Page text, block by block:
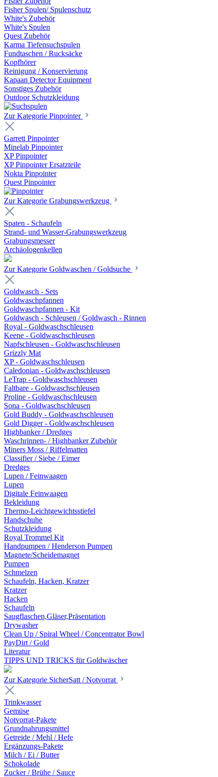
Fisher Spulen/ Spulenschutz
White's Zubehör
White's Spulen
Quest Zubehör
Karma Tiefensuchspulen
Fundtaschen / Rucksäcke
Kopfhörer
Reinigung / Konservierung
Kapaan Detector Equipment
Sonstiges Zubehör
Outdoor Schutzkleidung
Zur Kategorie Pinpointer
Garrett Pinpointer
Minelab Pinpointer
XP Pinpointer
XP Pinpointer Ersatzteile
Nokta Pinpointer
Quest Pinpointer
Zur Kategorie Grabungswerkzeug
Spaten - Schaufeln
Strand- und Wasser-Grabungswerkzeug
Grabungsmesser
Archäologenkellen
Zur Kategorie Goldwaschen / Goldsuche
Goldwasch - Sets
Goldwaschpfannen
Goldwaschpfannen - Kit
Goldwasch - Schleusen / Goldwasch - Rinnen
Royal - Goldwaschschleusen
Keene - Goldwaschschleusen
Napfschleusen - Goldwaschschleusen
Grizzly Mat
XP - Goldwaschschleusen
Caledonian - Goldwaschschleusen
LeTrap - Goldwaschschleusen
Faltbare - Goldwaschschleusen
Proline - Goldwaschschleusen
Sona - Goldwaschschleusen
Gold Buddy - Goldwaschschleusen
Gold Digger - Goldwaschschleusen
Highbanker / Dredges
Waschrinnen- / Highbanker Zubehör
Miners Moss / Riffelmatten
Classifier / Siebe / Eimer
Dredges
Lupen / Feinwaagen
Lupen
Digitale Feinwaagen
Bekleidung
Thermo-Leichtgewichtsstiefel
Handschuhe
Schutzkleidung
Royal Trommel Kit
Handpumpen / Henderson Pumpen
Magnete/Scheidemagnet
Pumpen
Schmelzen
Schaufeln, Hacken, Kratzer
Kratzer
Hacken
Schaufeln
Saugflaschen,Gläser,Präsentation
Drywasher
Clean Up / Spiral Wheel / Concentrator Bowl
PayDirt / Gold
Literatur
TIPPS UND TRICKS für Goldwäscher
Zur Kategorie SicherSatt / Notvorrat
Trinkwasser
Gemüse
Notvorrat-Pakete
Grundnahrungsmittel
Getreide / Mehl / Hefe
Ergänzungs-Pakete
Milch / Ei / Butter
Schokolade
Zucker / Brühe / Sauce